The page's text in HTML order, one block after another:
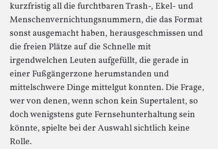
kurzfristig all die furchtbaren Trash-, Ekel- und
Menschenvernichtungsnummern, die das Format
sonst ausgemacht haben, herausgeschmissen und
die freien Plätze auf die Schnelle mit
irgendwelchen Leuten aufgefüllt, die gerade in
einer Fußgängerzone herumstanden und
mittelschwere Dinge mittelgut konnten. Die Frage,
wer von denen, wenn schon kein Supertalent, so
doch wenigstens gute Fernsehunterhaltung sein
könnte, spielte bei der Auswahl sichtlich keine
Rolle.